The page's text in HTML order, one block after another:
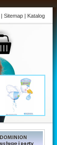
| Sitemap | Katalog